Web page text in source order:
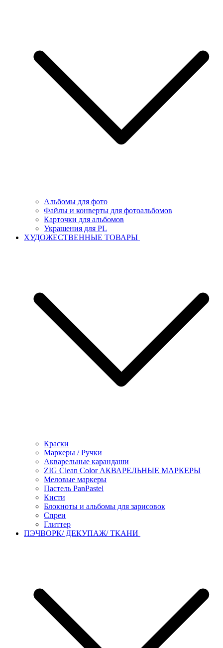
Альбомы для фото
Файлы и конверты для фотоальбомов
Карточки для альбомов
Украшения для PL
ХУДОЖЕСТВЕННЫЕ ТОВАРЫ
Краски
Маркеры / Ручки
Акварельные карандаши
ZIG Clean Color АКВАРЕЛЬНЫЕ МАРКЕРЫ
Меловые маркеры
Пастель PanPastel
Кисти
Блокноты и альбомы для зарисовок
Спреи
Глиттер
ПЭЧВОРК/ ДЕКУПАЖ/ ТКАНИ